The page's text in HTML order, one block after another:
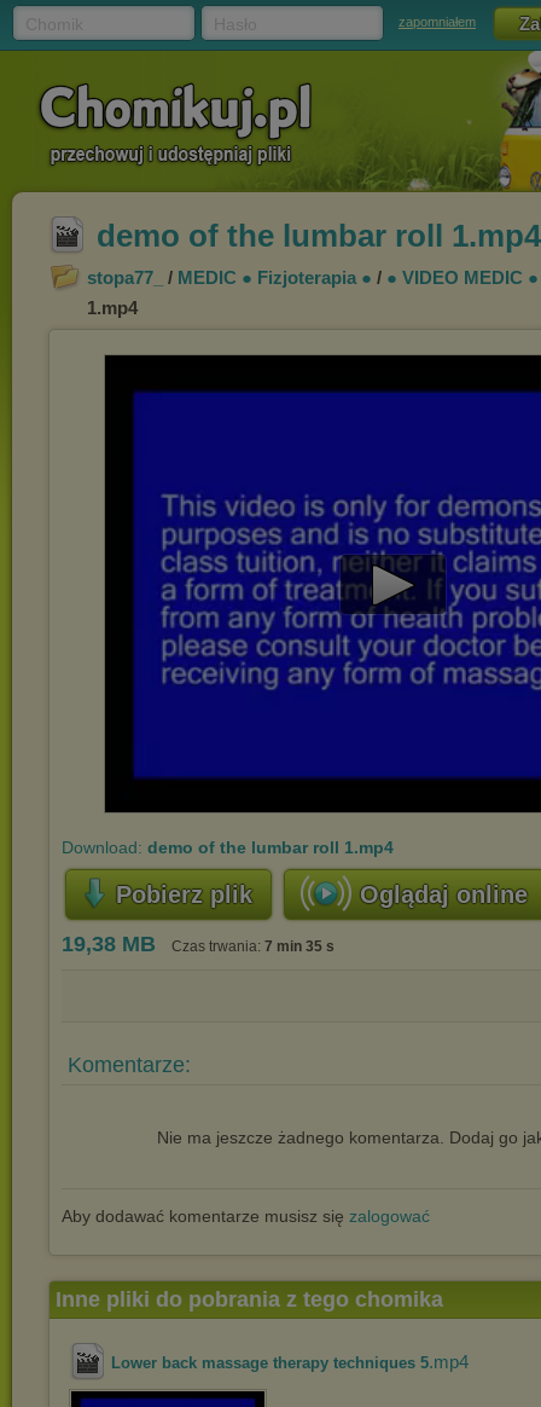
zapomniałem
demo of the lumbar roll 1.mp4
stopa77_ / MEDIC ● Fizjoterapia ● / ● VIDEO MEDIC ●
1.mp4
Play
Video
Download: demo of the lumbar roll 1.mp4
Pobierz plik Oglądaj online
19,38 MB Czas trwania: 7 min 35 s
Komentarze:
Nie ma jeszcze żadnego komentarza. Dodaj go
Aby dodawać komentarze musisz się zalogować
Inne pliki do pobrania z tego chomika
Lower back massage therapy techniques 5.mp4